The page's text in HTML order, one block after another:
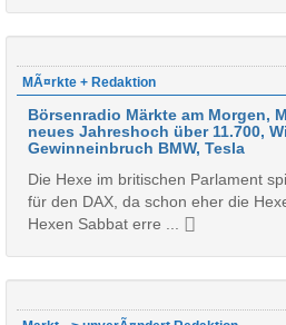
MÃ¤rkte + Redaktion
Börsenradio Märkte am Morgen,
neues Jahreshoch über 11.700,
Gewinneinbruch BMW, Tesla
Die Hexe im britischen Parlament
für den DAX, da schon eher die
Hexen Sabbat erre ...